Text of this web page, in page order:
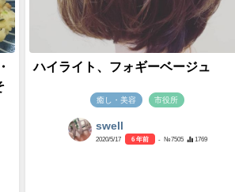
ハイライト、フォギーベージュ
癒し・美容 市役所
swell
2020/5/17 6 年前 - №7505 1769